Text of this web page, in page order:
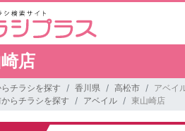
店
チラシを探す 香川県 高松市
アベイ
らチラシを探す アベイル 東山崎店